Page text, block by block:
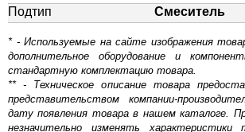
Подтип
Смеситель
* - Используемые на сайте изображения
дополнительное оборудование и
стандартную комплектацию товара.
** - Техническое описание товара
представительством компании-
дату появления товара в нашем каталоге.
незначительно изменять